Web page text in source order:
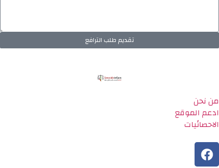
تقديم طلب الترافع
من نحن
ادعم الموقع
الاحصائيات